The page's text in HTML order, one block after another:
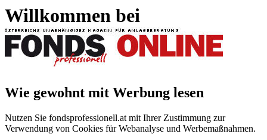
Willkommen bei
Wie gewohnt mit Werbung lesen
Nutzen Sie fondsprofessionell.at mit Ihrer Zustimmung zur
Verwendung von Cookies für Webanalyse und Werbemaßnahmen.